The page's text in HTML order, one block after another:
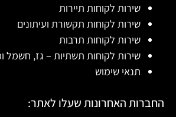
שירות לקוחות תיירות
שירות לקוחות תקשורת ועיתונים
שירות לקוחות תרבות
שירות לקוחות תשתיות – גז, חשמל
תנאי שימוש
החברות האחרונות שעלו לאתר: